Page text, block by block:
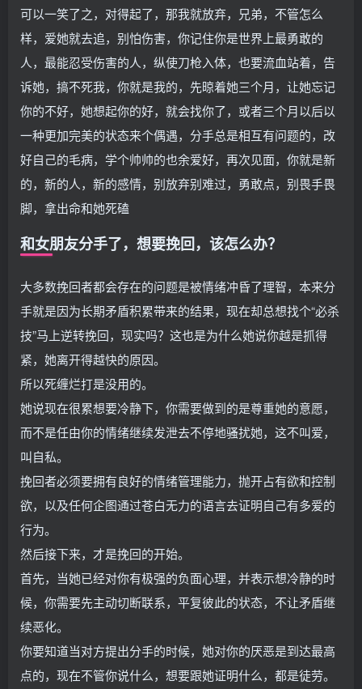
可以一笑了之，对得起了，那我就放弃，兄弟，不管怎么
样，爱她就去追，别怕伤害，你记住你是世界上最勇敢的
人，最能忍受伤害的人，纵使刀枪入体，也要流血站着，告
诉她，搞不死我，你就是我的，先晾着她三个月，让她忘记
你的不好，她想起你的好，就会找你了，或者三个月以后以
一种更加完美的状态来个偶遇，分手总是相互有问题的，改
好自己的毛病，学个帅帅的也余爱好，再次见面，你就是新
的，新的人，新的感情，别放弃别难过，勇敢点，别畏手畏
脚，拿出命和她死磕
和女朋友分手了，想要挽回，该怎么办？
大多数挽回者都会存在的问题是被情绪冲昏了理智，本来分
手就是因为长期矛盾积累带来的结果，现在却总想找个“必杀
技”马上逆转挽回，现实吗？这也是为什么她说你越是抓得
紧，她离开得越快的原因。
所以死缠烂打是没用的。
她说现在很累想要冷静下，你需要做到的是尊重她的意愿，
而不是任由你的情绪继续发泄去不停地骚扰她，这不叫爱，
叫自私。
挽回者必须要拥有良好的情绪管理能力，抛开占有欲和控制
欲，以及任何企图通过苍白无力的语言去证明自己有多爱的
行为。
然后接下来，才是挽回的开始。
首先，当她已经对你有极强的负面心理，并表示想冷静的时
候，你需要先主动切断联系，平复彼此的状态，不让矛盾继
续恶化。
你要知道当对方提出分手的时候，她对你的厌恶是到达最高
点的，现在不管你说什么，想要跟她证明什么，都是徒劳。